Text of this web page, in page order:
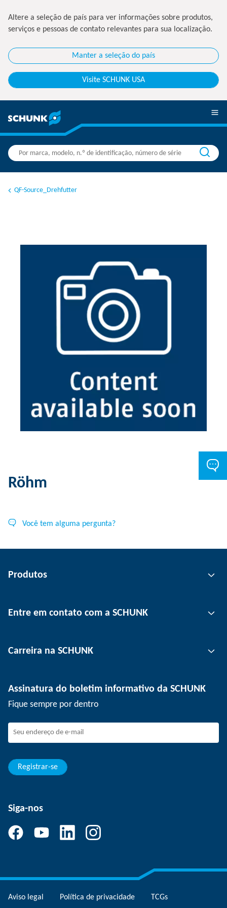
Altere a seleção de país para ver informações sobre produtos,
serviços e pessoas de contato relevantes para sua localização.
Manter a seleção do país
Visite SCHUNK USA
QF-Source_Drehfutter
Röhm
Você tem alguma pergunta?
Produtos
Tecnologia de automação
Tecnologia de fixação de peças
Entre em contato com a SCHUNK
Unidades
Eventos
Carreira na SCHUNK
SCHUNK como empregador
Como fazer parte da SCHUNK
Suas vantagens
Assinatura do boletim informativo da SCHUNK
Fique sempre por dentro
Registrar-se
Siga-nos
Aviso legal Política de privacidade
TCGs